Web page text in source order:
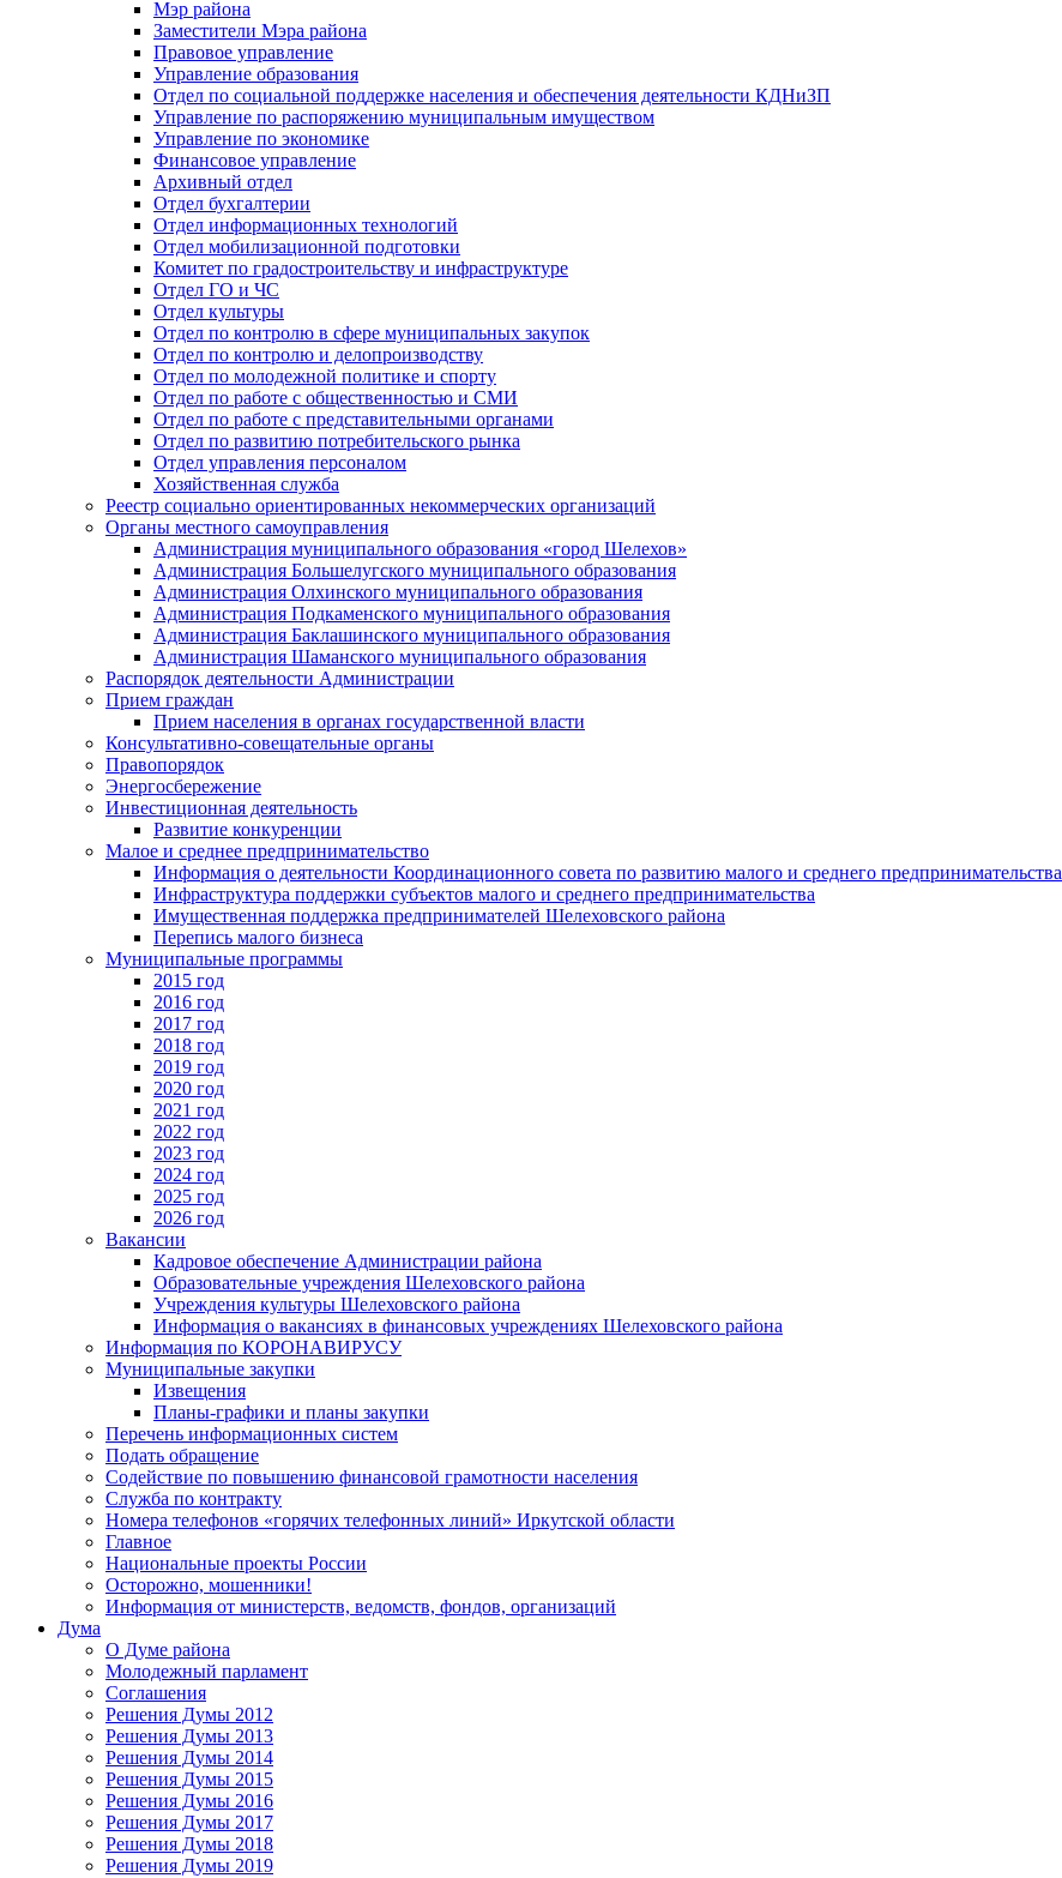
Мэр района
Заместители Мэра района
Правовое управление
Управление образования
Отдел по социальной поддержке населения и обеспечения деятельности КДНиЗП
Управление по распоряжению муниципальным имуществом
Управление по экономике
Финансовое управление
Архивный отдел
Отдел бухгалтерии
Отдел информационных технологий
Отдел мобилизационной подготовки
Комитет по градостроительству и инфраструктуре
Отдел ГО и ЧС
Отдел культуры
Отдел по контролю в сфере муниципальных закупок
Отдел по контролю и делопроизводству
Отдел по молодежной политике и спорту
Отдел по работе с общественностью и СМИ
Отдел по работе с представительными органами
Отдел по развитию потребительского рынка
Отдел управления персоналом
Хозяйственная служба
Реестр социально ориентированных некоммерческих организаций
Органы местного самоуправления
Администрация муниципального образования «город Шелехов»
Администрация Большелугского муниципального образования
Администрация Олхинского муниципального образования
Администрация Подкаменского муниципального образования
Администрация Баклашинского муниципального образования
Администрация Шаманского муниципального образования
Распорядок деятельности Администрации
Прием граждан
Прием населения в органах государственной власти
Консультативно-совещательные органы
Правопорядок
Энергосбережение
Инвестиционная деятельность
Развитие конкуренции
Малое и среднее предпринимательство
Информация о деятельности Координационного совета по развитию малого и среднего предпринимательства
Инфраструктура поддержки субъектов малого и среднего предпринимательства
Имущественная поддержка предпринимателей Шелеховского района
Перепись малого бизнеса
Муниципальные программы
2015 год
2016 год
2017 год
2018 год
2019 год
2020 год
2021 год
2022 год
2023 год
2024 год
2025 год
2026 год
Вакансии
Кадровое обеспечение Администрации района
Образовательные учреждения Шелеховского района
Учреждения культуры Шелеховского района
Информация о вакансиях в финансовых учреждениях Шелеховского района
Информация по КОРОНАВИРУСУ
Муниципальные закупки
Извещения
Планы-графики и планы закупки
Перечень информационных систем
Подать обращение
Содействие по повышению финансовой грамотности населения
Служба по контракту
Номера телефонов «горячих телефонных линий» Иркутской области
Главное
Национальные проекты России
Осторожно, мошенники!
Информация от министерств, ведомств, фондов, организаций
Дума
О Думе района
Молодежный парламент
Соглашения
Решения Думы 2012
Решения Думы 2013
Решения Думы 2014
Решения Думы 2015
Решения Думы 2016
Решения Думы 2017
Решения Думы 2018
Решения Думы 2019